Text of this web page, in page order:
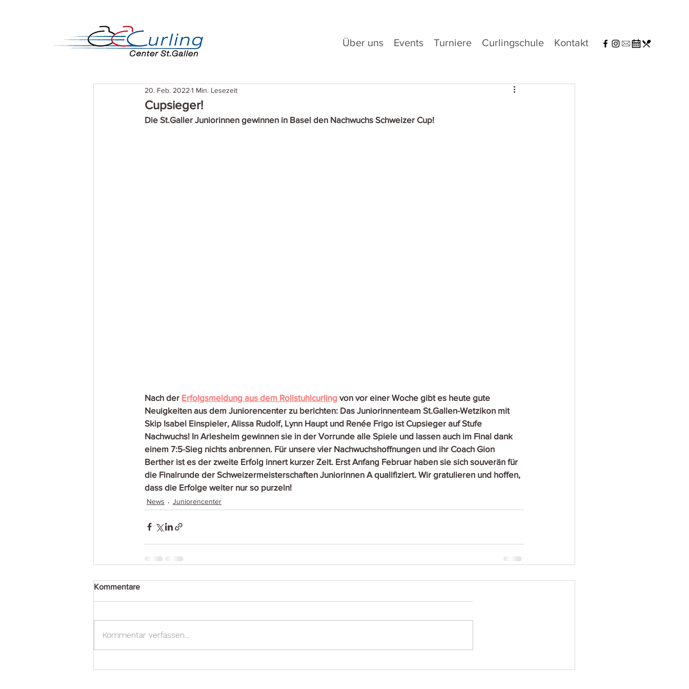
Über uns Events Turniere Curlingschule Kontakt
Cupsieger!
20. Feb. 2022 1 Min. Lesezeit
Die St.Galler Juniorinnen gewinnen in Basel den Nachwuchs Schweizer Cup!
Nach der Erfolgsmeldung aus dem Rollstuhlcurling von vor einer Woche gibt es heute gute
Neuigkeiten aus dem Juniorencenter zu berichten: Das Juniorinnenteam St.Gallen-Wetzikon mit
Skip Isabel Einspieler, Alissa Rudolf, Lynn Haupt und Renée Frigo ist Cupsieger auf Stufe
Nachwuchs! In Arlesheim gewinnen sie in der Vorrunde alle Spiele und lassen auch im Final dank
einem 7:5-Sieg nichts anbrennen. Für unsere vier Nachwuchshoffnungen und ihr Coach Gion
Berther ist es der zweite Erfolg innert kurzer Zeit. Erst Anfang Februar haben sie sich souverän für
die Finalrunde der Schweizermeisterschaften Juniorinnen A qualifiziert. Wir gratulieren und hoffen,
dass die Erfolge weiter nur so purzeln!
News Juniorencenter
Kommentare
Kommentar verfassen...